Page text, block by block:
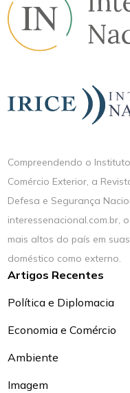
Compreendendo o
Comércio Exterior, a
Defesa e Segurança
interessenacional.com.br,
mais altos do país em
doméstico como externo.
Artigos Recentes
Política e Diplomacia
Economia e Comércio
Ambiente
Imagem